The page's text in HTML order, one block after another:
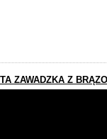
ZAWADZKA Z